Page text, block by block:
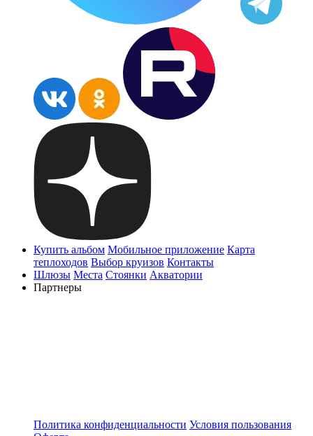
Купить альбом Мобильное приложение Карта
теплоходов Выбор круизов Контакты
Шлюзы Места Стоянки Акватории
Партнеры
Политика конфиденциальности Условия пользования